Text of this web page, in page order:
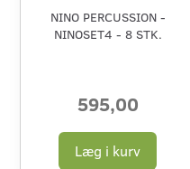
NINO PERCUSSION -
NINOSET4 - 8 STK.
595,00
Læg i kurv